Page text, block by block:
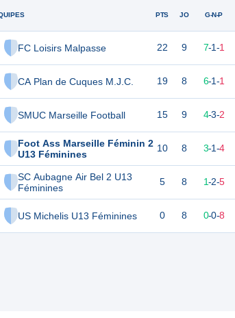
FC Loisirs Malpasse
CA Plan de Cuques M.J.C.
SMUC Marseille Football
Foot Ass Marseille Féminin 2
U13 Féminines
SC Aubagne Air Bel 2 U13
Féminines
US Michelis U13 Féminines
PTS JO G-N-P
22 9 7-1-1
19 8 6-1-1
15 9 4-3-2
10 8 3-1-4
5 8 1-2-5
0 8 0-0-8